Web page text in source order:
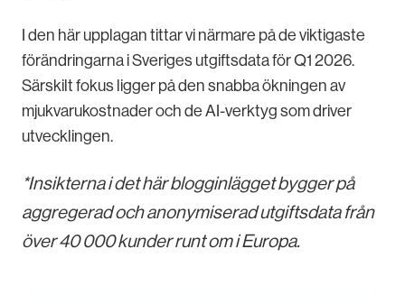
I den här upplagan tittar vi närmare på de viktigaste
förändringarna i Sveriges utgiftsdata för Q1 2026.
Särskilt fokus ligger på den snabba ökningen av
mjukvarukostnader och de AI-verktyg som driver
utvecklingen.
*Insikterna i det här blogginlägget bygger på
aggregerad och anonymiserad utgiftsdata från
över 40 000 kunder runt om i Europa.